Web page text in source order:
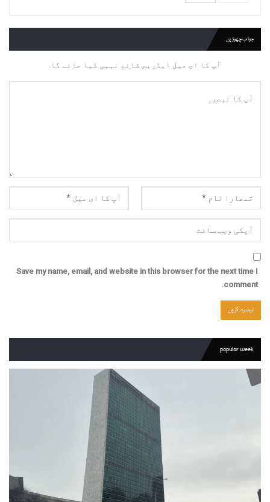
جواب چھوڑیں
آپ کا ای میل ایڈریس شائع نہیں کیا جائے گا.
Save my name, email, and website in this browser for the next time I
comment.
popular week